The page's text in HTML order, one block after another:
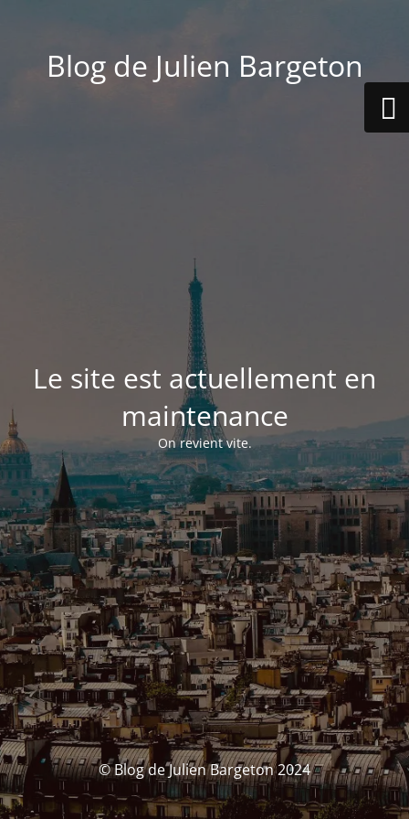
Blog de Julien Bargeton
Le site est actuellement en
maintenance
On revient vite.
© Blog de Julien Bargeton 2024